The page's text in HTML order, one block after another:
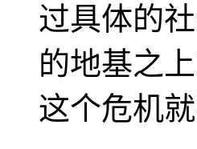
过具体的
的地基之
这个危机